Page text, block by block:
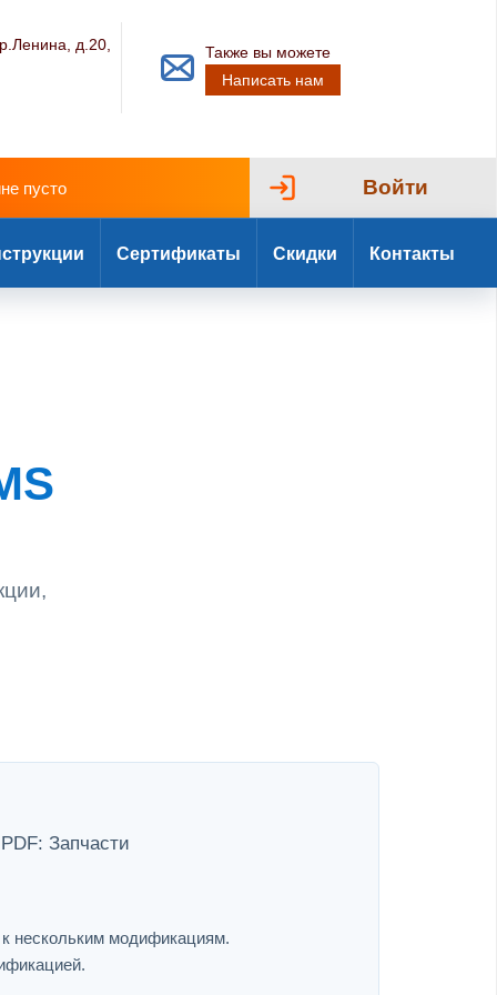
д.20,
Также вы можете
Написать нам
пусто Войти
Сертификаты Скидки Контакты
Запчасти
нескольким модификациям.